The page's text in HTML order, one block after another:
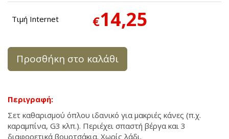
Τιμή Internet €14,25
Προσθήκη στο καλάθι
Περιγραφή:
Σετ καθαρισμού όπλου ιδανικό για μακριές κάνες (π.χ.
καραμπίνα, G3 κλπ.). Περιέχει σπαστή βέργα και 3
διαφορετικά βουρτσάκια. Χωρίς λάδι.